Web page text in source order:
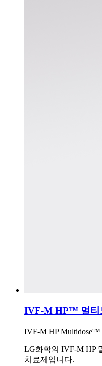
IVF-M HP™ 멀티
IVF-M HP Multidose™
LG화학의 IVF-M HP
치료제입니다.